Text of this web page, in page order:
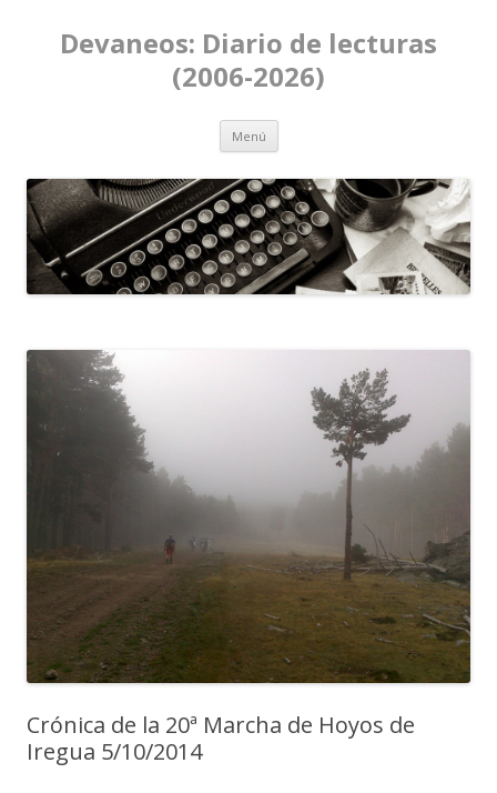
Devaneos: Diario de lecturas
(2006-2026)
Menú Ir al contenido
Crónica de la 20ª Marcha de Hoyos de
Iregua 5/10/2014